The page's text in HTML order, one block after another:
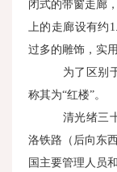
闭式的带窗走廊
上的走廊设有约
过多的雕饰，实
为了区别
称其为“红楼”。
清光绪三
洛铁路（后向东
国主要管理人员